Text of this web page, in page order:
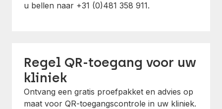
u bellen naar +31 (0)481 358 911.
Regel QR-toegang voor uw
kliniek
Ontvang een gratis proefpakket en advies op
maat voor QR-toegangscontrole in uw kliniek.